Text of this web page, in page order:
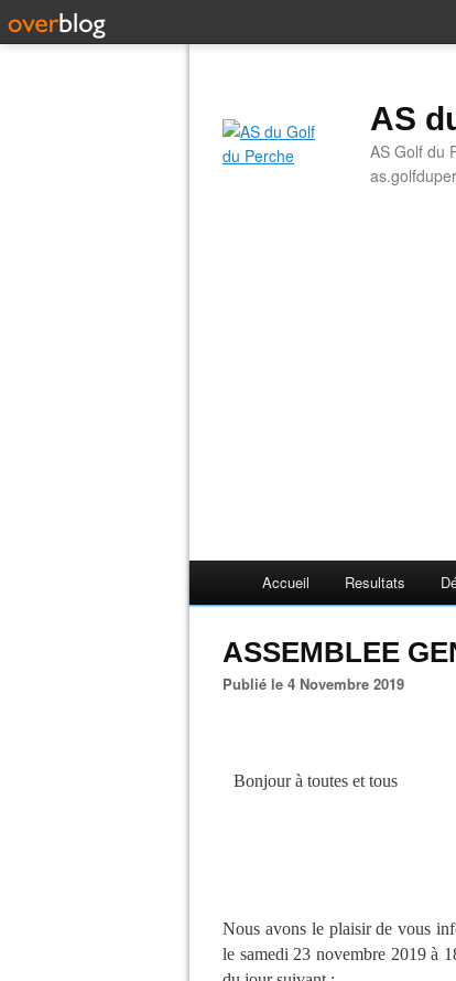
AS
AS Golf du
Accueil Resultats
ASSEMBLEE
Publié le 4 Novembre 2019
Bonjour à toutes et tous
Nous avons le plaisir de vous
le samedi 23 novembre 2019 à